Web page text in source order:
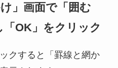
け」画面で「囲む
「OK」をクリック
クすると「罫線と網か